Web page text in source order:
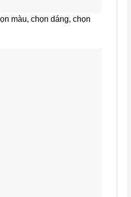
màu, chọn dáng, chọn